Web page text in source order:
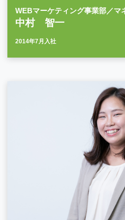
WEBマーケティング事業部／マ
中村 智一
2014年7月入社